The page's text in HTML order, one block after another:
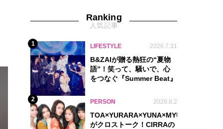
Ranking
人気記事
1 LIFESTYLE 2026.7.31
B&ZAIが贈る熱狂の“夏物
語”！笑って、騒いで、心
をつなぐ『Summer Beat』
2 PERSON 2026.8.2
TOA×YURARA×YUNA×MYU.Y×MANON
がクロストーク！CIRRAの